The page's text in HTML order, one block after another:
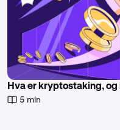
Hva er kryptostaking,
5 min